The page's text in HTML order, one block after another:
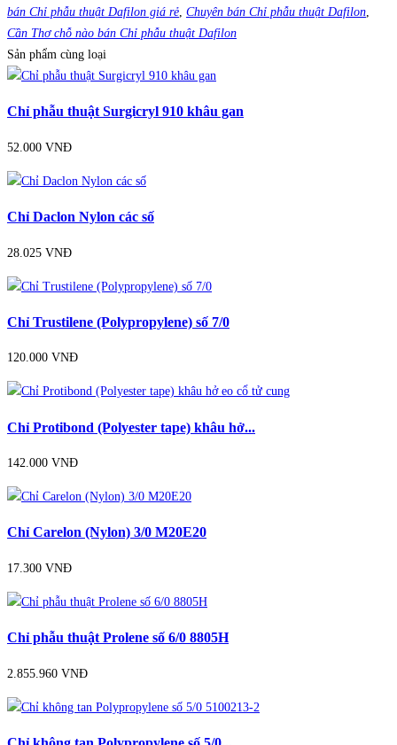
bán Chỉ phẫu thuật Dafilon giá rẻ, Chuyên bán Chỉ phẫu thuật Dafilon,
Cần Thơ chỗ nào bán Chỉ phẫu thuật Dafilon
Sản phẩm cùng loại
Chỉ phẫu thuật Surgicryl 910 khâu gan
52.000 VNĐ
Chỉ Daclon Nylon các số
28.025 VNĐ
Chỉ Trustilene (Polypropylene) số 7/0
120.000 VNĐ
Chỉ Protibond (Polyester tape) khâu hở...
142.000 VNĐ
Chỉ Carelon (Nylon) 3/0 M20E20
17.300 VNĐ
Chỉ phẫu thuật Prolene số 6/0 8805H
2.855.960 VNĐ